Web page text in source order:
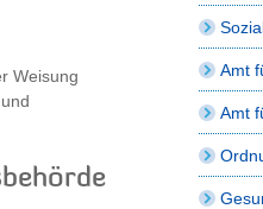
Weisung
Amt
Amt